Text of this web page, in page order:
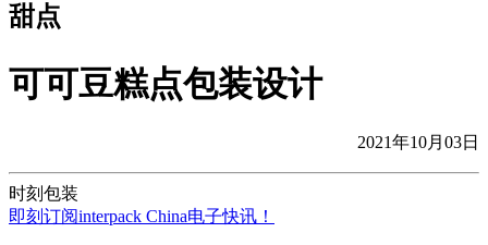
甜点
可可豆糕点包装设计
2021年10月03日
时刻包装
即刻订阅interpack China电子快讯！